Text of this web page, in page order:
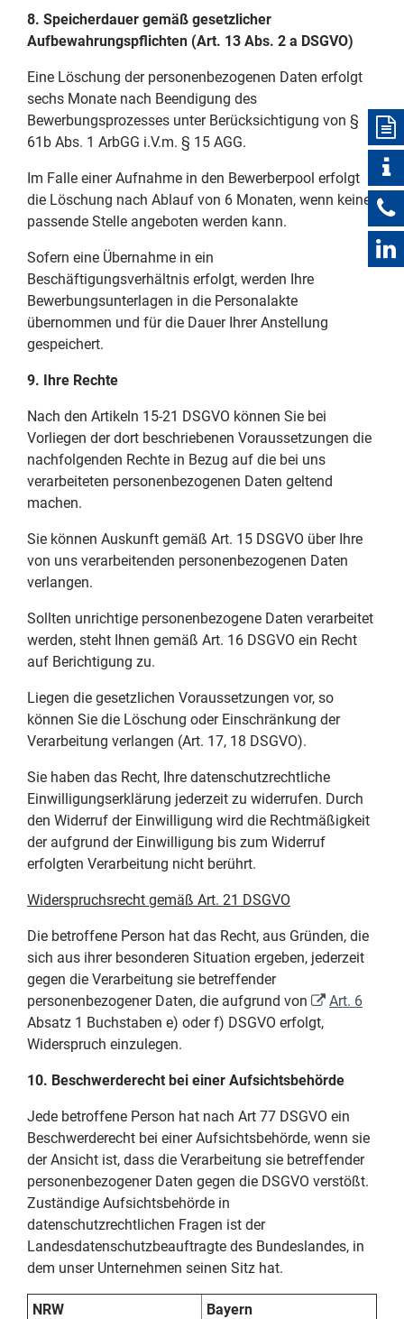
8. Speicherdauer gemäß gesetzlicher
Aufbewahrungspflichten (Art. 13 Abs. 2 a DSGVO)
Eine Löschung der personenbezogenen Daten erfolgt
sechs Monate nach Beendigung des
Bewerbungsprozesses unter Berücksichtigung von §
61b Abs. 1 ArbGG i.V.m. § 15 AGG.
Im Falle einer Aufnahme in den Bewerberpool erfolgt
die Löschung nach Ablauf von 6 Monaten, wenn keine
passende Stelle angeboten werden kann.
Sofern eine Übernahme in ein
Beschäftigungsverhältnis erfolgt, werden Ihre
Bewerbungsunterlagen in die Personalakte
übernommen und für die Dauer Ihrer Anstellung
gespeichert.
9. Ihre Rechte
Nach den Artikeln 15-21 DSGVO können Sie bei
Vorliegen der dort beschriebenen Voraussetzungen die
nachfolgenden Rechte in Bezug auf die bei uns
verarbeiteten personenbezogenen Daten geltend
machen.
Sie können Auskunft gemäß Art. 15 DSGVO über Ihre
von uns verarbeitenden personenbezogenen Daten
verlangen.
Sollten unrichtige personenbezogene Daten verarbeitet
werden, steht Ihnen gemäß Art. 16 DSGVO ein Recht
auf Berichtigung zu.
Liegen die gesetzlichen Voraussetzungen vor, so
können Sie die Löschung oder Einschränkung der
Verarbeitung verlangen (Art. 17, 18 DSGVO).
Sie haben das Recht, Ihre datenschutzrechtliche
Einwilligungserklärung jederzeit zu widerrufen. Durch
den Widerruf der Einwilligung wird die Rechtmäßigkeit
der aufgrund der Einwilligung bis zum Widerruf
erfolgten Verarbeitung nicht berührt.
Widerspruchsrecht gemäß Art. 21 DSGVO
Die betroffene Person hat das Recht, aus Gründen, die
sich aus ihrer besonderen Situation ergeben, jederzeit
gegen die Verarbeitung sie betreffender
personenbezogener Daten, die aufgrund von
Art. 6
Absatz 1 Buchstaben e) oder f) DSGVO erfolgt,
Widerspruch einzulegen.
10. Beschwerderecht bei einer Aufsichtsbehörde
Jede betroffene Person hat nach Art 77 DSGVO ein
Beschwerderecht bei einer Aufsichtsbehörde, wenn sie
der Ansicht ist, dass die Verarbeitung sie betreffender
personenbezogener Daten gegen die DSGVO verstößt.
Zuständige Aufsichtsbehörde in
datenschutzrechtlichen Fragen ist der
Landesdatenschutzbeauftragte des Bundeslandes, in
dem unser Unternehmen seinen Sitz hat.
NRW
Bayern